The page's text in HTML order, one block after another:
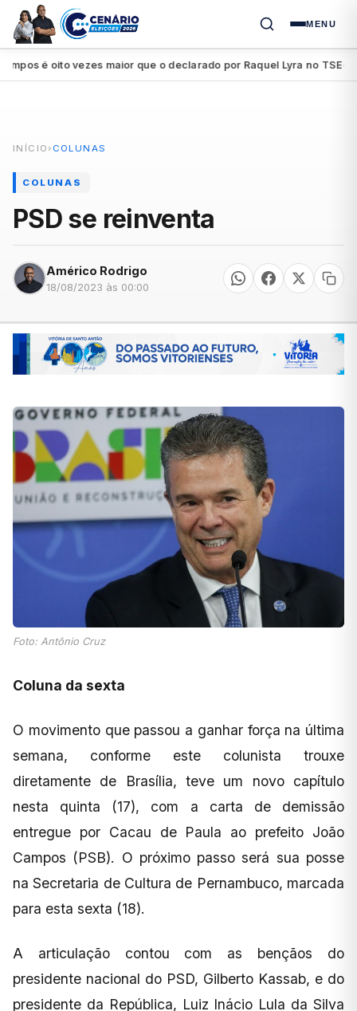
MENU
é oito vezes maior que o declarado por Raquel Lyra no TSE●
INÍCIO › COLUNAS
COLUNAS
PSD se reinventa
Américo Rodrigo
18/08/2023 às 00:00
Foto: Antônio Cruz
Coluna da sexta
O movimento que passou a ganhar força na última
semana, conforme este colunista trouxe
diretamente de Brasília, teve um novo capítulo
nesta quinta (17), com a carta de demissão
entregue por Cacau de Paula ao prefeito João
Campos (PSB). O próximo passo será sua posse
na Secretaria de Cultura de Pernambuco, marcada
para esta sexta (18).
A articulação contou com as bençãos do
presidente nacional do PSD, Gilberto Kassab, e do
presidente da República, Luiz Inácio Lula da Silva